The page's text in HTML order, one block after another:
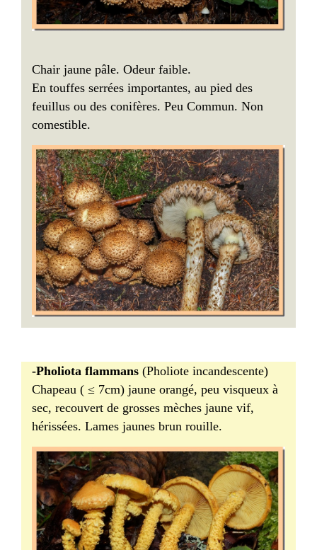
Chair jaune pâle. Odeur faible.
En touffes serrées importantes, au pied des
feuillus ou des conifères. Peu Commun. Non
comestible.
-Pholiota flammans (Pholiote incandescente)
Chapeau ( ≤ 7cm) jaune orangé, peu visqueux à
sec, recouvert de grosses mèches jaune vif,
hérissées. Lames jaunes brun rouille.